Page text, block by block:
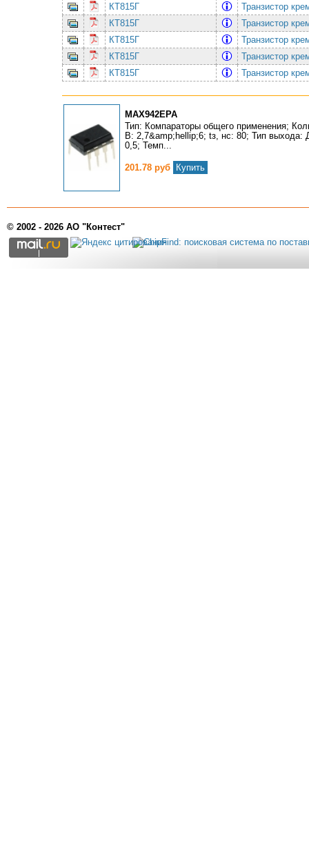
КТ815Г
Транзистор
КТ815Г
Транзистор
КТ815Г
Транзистор
КТ815Г
Транзистор
КТ815Г
Транзистор
MAX942EPA
Тип: Компараторы общего применения;
В: 2,7&amp;hellip;6; tз, нс: 80; Тип
0,5; Темп...
201.78 руб Купить
© 2002 - 2026 АО "Контест"